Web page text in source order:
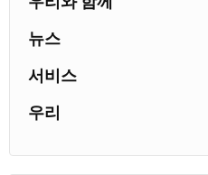
뉴스
서비스
우리